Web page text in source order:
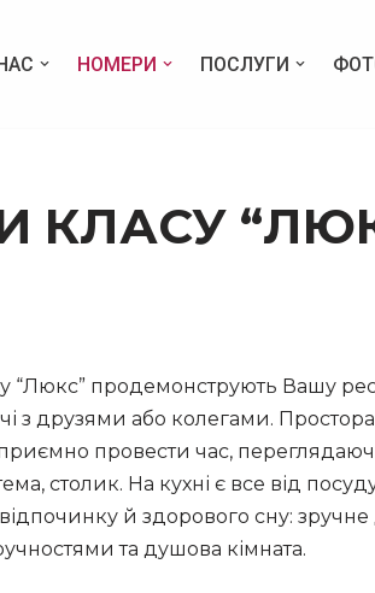
НОМЕРИ ПОСЛУГИ
КЛАСУ
“Люкс” продемонструють Вашу
з друзями або колегами. Простора
приємно провести час,
столик. На кухні є все від
й здорового сну:
та душова кімната.